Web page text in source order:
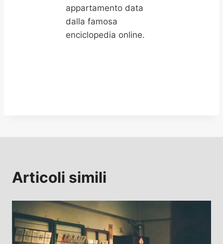
appartamento data
dalla famosa
enciclopedia online.
Articoli simili